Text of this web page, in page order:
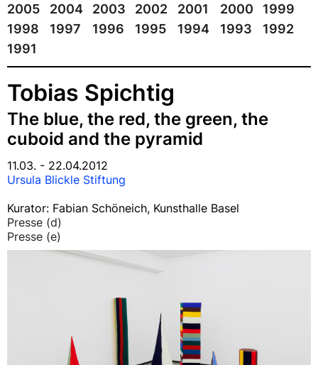
2005
2004 2003 2002 2001 2000
1999
1998
1997 1996 1995 1994 1993
1992
1991
Tobias Spichtig
The blue, the red, the green, the
cuboid and the pyramid
11.03. - 22.04.2012
Ursula Blickle Stiftung
Kurator: Fabian Schöneich, Kunsthalle Basel
Presse (d)
Presse (e)